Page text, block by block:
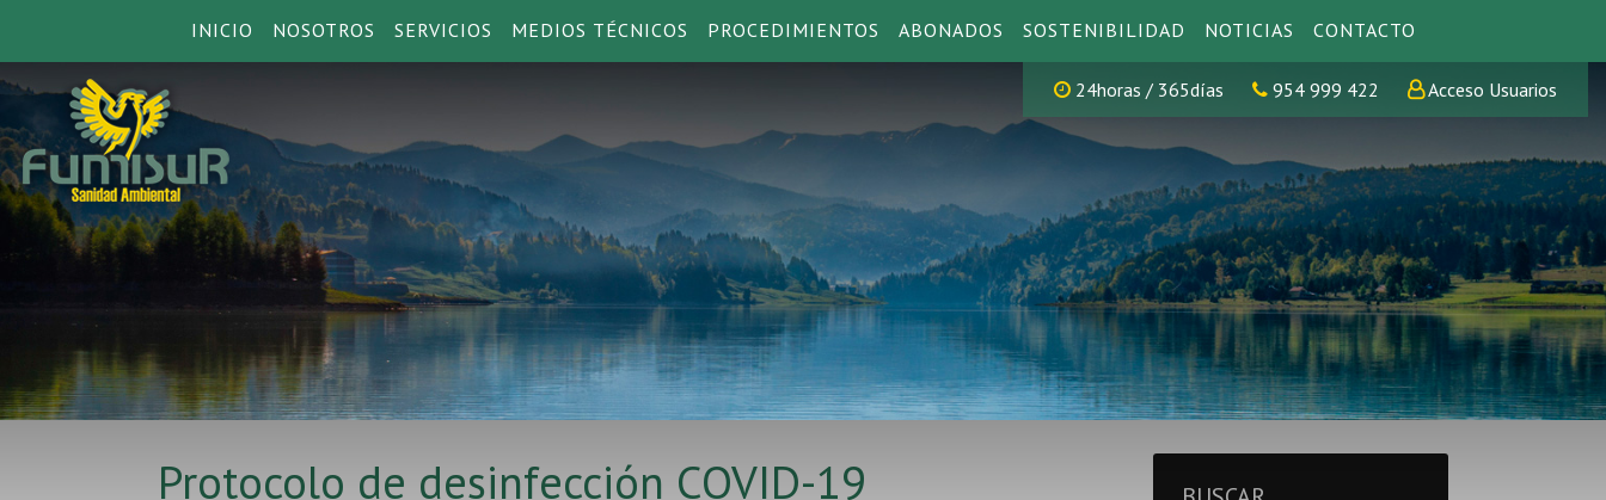
INICIO NOSOTROS SERVICIOS MEDIOS TÉCNICOS PROCEDIMIENTOS ABONADOS SOSTENIBILIDAD NOTICIAS CONTACTO
24horas / 365días 954 999 422 Acceso Usuarios
Protocolo de desinfección COVID-19